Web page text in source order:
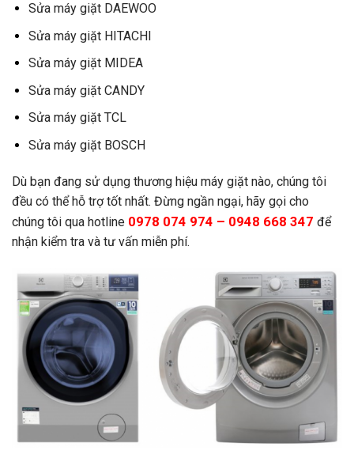
Sửa máy giặt DAEWOO
Sửa máy giặt HITACHI
Sửa máy giặt MIDEA
Sửa máy giặt CANDY
Sửa máy giặt TCL
Sửa máy giặt BOSCH
Dù bạn đang sử dụng thương hiệu máy giặt nào, chúng tôi
đều có thể hỗ trợ tốt nhất. Đừng ngần ngại, hãy gọi cho
chúng tôi qua hotline 0978 074 974 – 0948 668 347 để
nhận kiểm tra và tư vấn miễn phí.